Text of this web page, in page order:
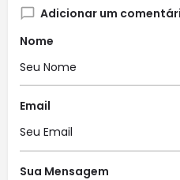
Adicionar um
Nome
Email
Sua Mensagem